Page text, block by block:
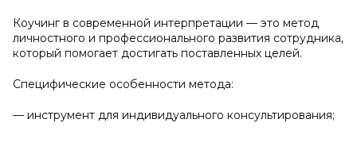
Коучинг в современной интерпретации — это метод
личностного и профессионального развития сотрудника,
который помогает достигать поставленных целей.
Специфические особенности метода:
— инструмент для индивидуального консультирования;